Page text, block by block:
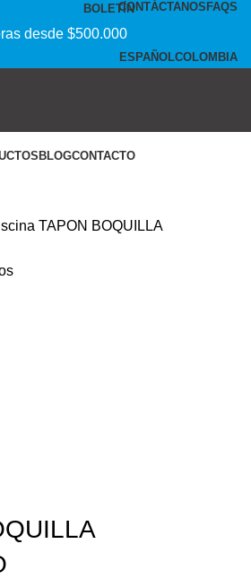
BOLETÍNCONTÁCTANOS FAQS
desde $500.000
ESPAÑOLCOLOMBIA
BLOGCONTACTO
TAPON BOQUILLA